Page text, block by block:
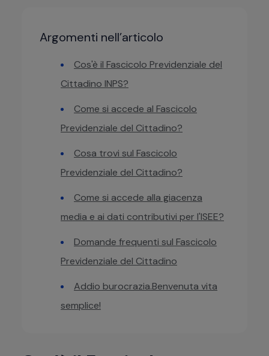
Argomenti nell’articolo
Cos'è il Fascicolo Previdenziale del
Cittadino INPS?
Come si accede al Fascicolo
Previdenziale del Cittadino?
Cosa trovi sul Fascicolo
Previdenziale del Cittadino?
Come si accede alla giacenza
media e ai dati contributivi per l'ISEE?
Domande frequenti sul Fascicolo
Previdenziale del Cittadino
Addio burocrazia.Benvenuta vita
semplice!